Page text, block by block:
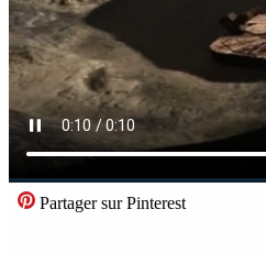
Partager sur Pinterest